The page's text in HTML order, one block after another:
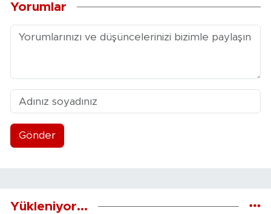
Yorumlar
Gönder
Yükleniyor...